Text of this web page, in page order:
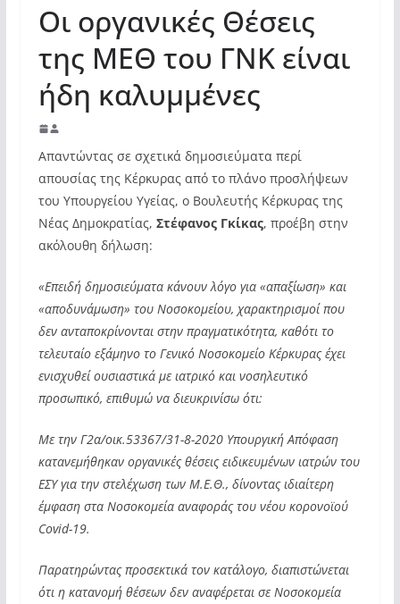
Οι οργανικές Θέσεις
της ΜΕΘ του ΓΝΚ είναι
ήδη καλυμμένες
Απαντώντας σε σχετικά δημοσιεύματα περί
απουσίας της Κέρκυρας από το πλάνο προσλήψεων
του Υπουργείου Υγείας, ο Βουλευτής Κέρκυρας της
Νέας Δημοκρατίας, Στέφανος Γκίκας, προέβη στην
ακόλουθη δήλωση:
«Επειδή δημοσιεύματα κάνουν λόγο για «απαξίωση» και
«αποδυνάμωση» του Νοσοκομείου, χαρακτηρισμοί που
δεν ανταποκρίνονται στην πραγματικότητα, καθότι το
τελευταίο εξάμηνο το Γενικό Νοσοκομείο Κέρκυρας έχει
ενισχυθεί ουσιαστικά με ιατρικό και νοσηλευτικό
προσωπικό, επιθυμώ να διευκρινίσω ότι:
Με την Γ2α/οικ.53367/31-8-2020 Υπουργική Απόφαση
κατανεμήθηκαν οργανικές θέσεις ειδικευμένων ιατρών του
ΕΣΥ για την στελέχωση των Μ.Ε.Θ., δίνοντας ιδιαίτερη
έμφαση στα Νοσοκομεία αναφοράς του νέου κορονοϊού
Covid-19.
Παρατηρώντας προσεκτικά τον κατάλογο, διαπιστώνεται
ότι η κατανομή θέσεων δεν αναφέρεται σε Νοσοκομεία